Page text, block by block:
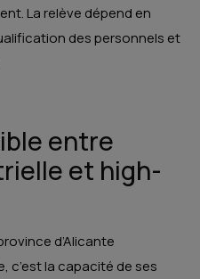
La relève dépend en
des personnels et
entre
et high-
d’Alicante
c’est la capacité de ses